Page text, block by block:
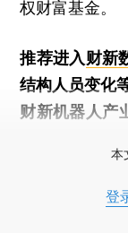
权财富基金。
推荐进入财新
结构人员变化
财新机器人产
本
登